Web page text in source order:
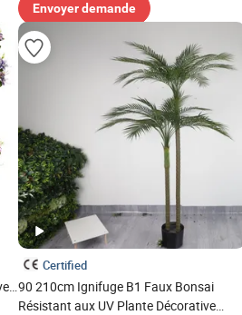
Envoyer demande
Certified
90 210cm Ignifuge B1 Faux Bonsai
Résistant aux UV Plante Décorative